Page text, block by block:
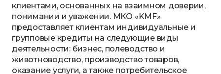
клиентами, основанных на взаимном доверии,
понимании и уважении. МКО «KMF»
предоставляет клиентам индивидуальные и
групповые кредиты на следующие виды
деятельности: бизнес, полеводство и
животноводство, производство товаров,
оказание услуги, а также потребительское